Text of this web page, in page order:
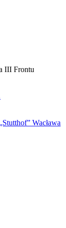
III Frontu
Wacława